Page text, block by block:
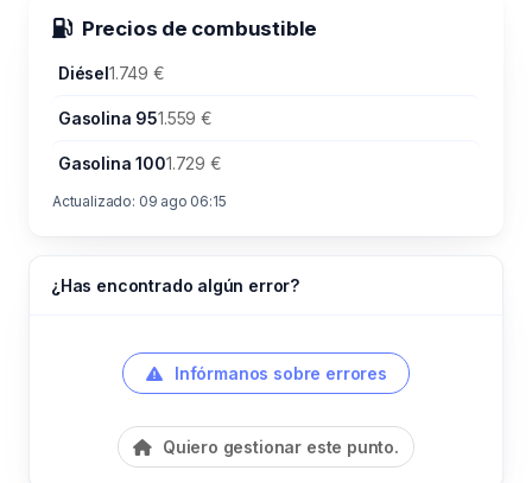
Precios de combustible
Diésel1.749 €
Gasolina 951.559 €
Gasolina 1001.729 €
Actualizado: 09 ago 06:15
¿Has encontrado algún error?
Infórmanos sobre errores
Quiero gestionar este punto.